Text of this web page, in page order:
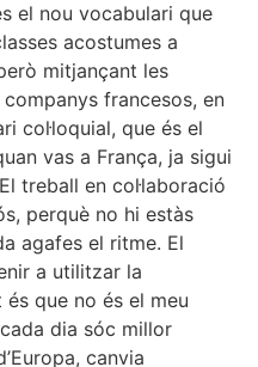
el nou vocabulari que
acostumes a
mitjançant les
francesos, en
col·loquial, que és el
vas a França, ja sigui
treball en col·laboració
perquè no hi estàs
agafes el ritme. El
a utilitzar la
que no és el meu
dia sóc millor
canvia